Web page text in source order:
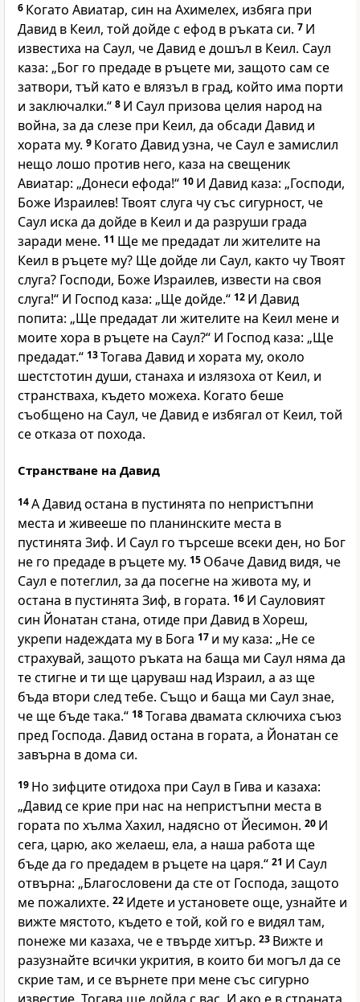
6 Когато Авиатар, син на Ахимелех, избяга при
Давид в Кеил, той дойде с ефод в ръката си. 7 И
известиха на Саул, че Давид е дошъл в Кеил. Саул
каза: „Бог го предаде в ръцете ми, защото сам се
затвори, тъй като е влязъл в град, който има порти
и заключалки.“ 8 И Саул призова целия народ на
война, за да слезе при Кеил, да обсади Давид и
хората му. 9 Когато Давид узна, че Саул е замислил
нещо лошо против него, каза на свещеник
Авиатар: „Донеси ефода!“ 10 И Давид каза: „Господи,
Боже Израилев! Твоят слуга чу със сигурност, че
Саул иска да дойде в Кеил и да разруши града
заради мене. 11 Ще ме предадат ли жителите на
Кеил в ръцете му? Ще дойде ли Саул, както чу Твоят
слуга? Господи, Боже Израилев, извести на своя
слуга!“ И Господ каза: „Ще дойде.“ 12 И Давид
попита: „Ще предадат ли жителите на Кеил мене и
моите хора в ръцете на Саул?“ И Господ каза: „Ще
предадат.“ 13Тогава Давид и хората му, около
шестстотин души, станаха и излязоха от Кеил, и
странстваха, където можеха. Когато беше
съобщено на Саул, че Давид е избягал от Кеил, той
се отказа от похода.
Странстване на Давид
14А Давид остана в пустинята по непристъпни
места и живееше по планинските места в
пустинята Зиф. И Саул го търсеше всеки ден, но Бог
не го предаде в ръцете му. 15 Обаче Давид видя, че
Саул е потеглил, за да посегне на живота му, и
остана в пустинята Зиф, в гората. 16 И Сауловият
син Йонатан стана, отиде при Давид в Хореш,
укрепи надеждата му в Бога 17 и му каза: „Не се
страхувай, защото ръката на баща ми Саул няма да
те стигне и ти ще царуваш над Израил, а аз ще
бъда втори след тебе. Също и баща ми Саул знае,
че ще бъде така.“ 18Тогава двамата сключиха съюз
пред Господа. Давид остана в гората, а Йонатан се
завърна в дома си.
19 Но зифците отидоха при Саул в Гива и казаха:
„Давид се крие при нас на непристъпни места в
гората по хълма Хахил, надясно от Йесимон. 20 И
сега, царю, ако желаеш, ела, а наша работа ще
бъде да го предадем в ръцете на царя.“ 21 И Саул
отвърна: „Благословени да сте от Господа, защото
ме пожалихте. 22 Идете и установете още, узнайте и
вижте мястото, където е той, кой го е видял там,
понеже ми казаха, че е твърде хитър. 23 Вижте и
разузнайте всички укрития, в които би могъл да се
скрие там, и се върнете при мене със сигурно